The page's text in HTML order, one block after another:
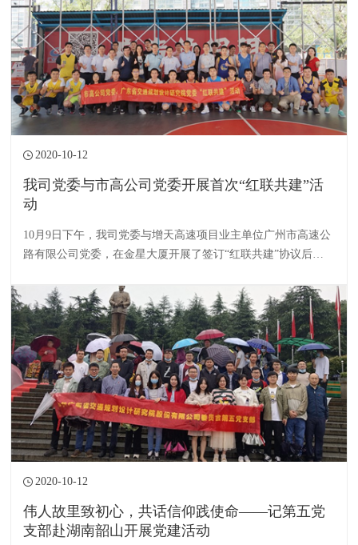
2020-10-12
我司党委与市高公司党委开展首次“红联共建”活
动
10月9日下午，我司党委与增天高速项目业主单位广州市高速公
路有限公司党委，在金星大厦开展了签订“红联共建”协议后的
2020-10-12
伟人故里致初心，共话信仰践使命——记第五党
支部赴湖南韶山开展党建活动